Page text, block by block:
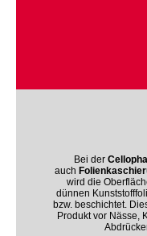
Bei der
auch
wird die
dünnen
bzw. beschichtet.
Produkt vor Nässe,